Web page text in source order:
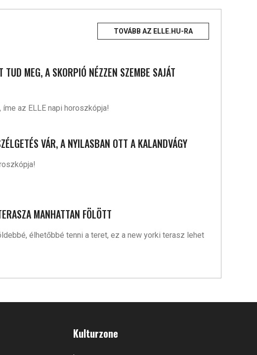
TOVÁBB AZ ELLE.HU-RA
MEG, A SKORPIÓ NÉZZEN SZEMBE SAJÁT
az ELLE napi horoszkópja!
VÁR, A NYILASBAN OTT A KALANDVÁGY
MANHATTAN FÖLÖTT
élhetőbbé tenni a teret, ez a new yorki terasz lehet
Kulturzone